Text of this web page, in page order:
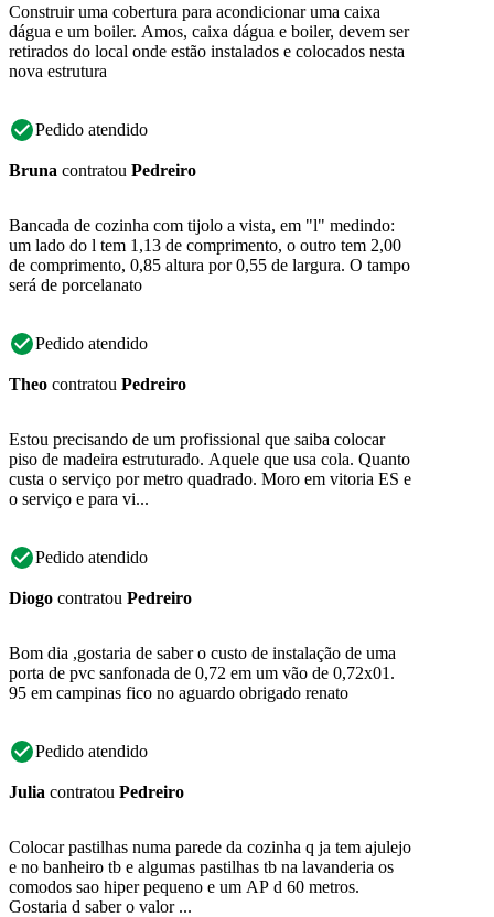
Construir uma cobertura para acondicionar uma caixa
dágua e um boiler. Amos, caixa dágua e boiler, devem ser
retirados do local onde estão instalados e colocados nesta
nova estrutura
Pedido atendido
Bruna contratou Pedreiro
Bancada de cozinha com tijolo a vista, em "l" medindo:
um lado do l tem 1,13 de comprimento, o outro tem 2,00
de comprimento, 0,85 altura por 0,55 de largura. O tampo
será de porcelanato
Pedido atendido
Theo contratou Pedreiro
Estou precisando de um profissional que saiba colocar
piso de madeira estruturado. Aquele que usa cola. Quanto
custa o serviço por metro quadrado. Moro em vitoria ES e
o serviço e para vi...
Pedido atendido
Diogo contratou Pedreiro
Bom dia ,gostaria de saber o custo de instalação de uma
porta de pvc sanfonada de 0,72 em um vão de 0,72x01.
95 em campinas fico no aguardo obrigado renato
Pedido atendido
Julia contratou Pedreiro
Colocar pastilhas numa parede da cozinha q ja tem ajulejo
e no banheiro tb e algumas pastilhas tb na lavanderia os
comodos sao hiper pequeno e um AP d 60 metros.
Gostaria d saber o valor ...